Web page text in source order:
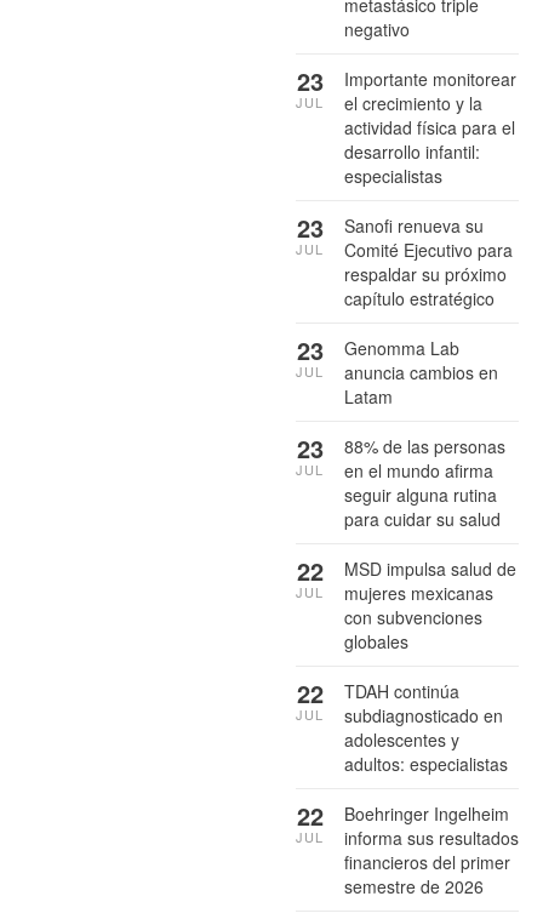
metastásico triple
negativo
Importante monitorear
el crecimiento y la
actividad física para el
desarrollo infantil:
especialistas
23
JUL
Sanofi renueva su
Comité Ejecutivo para
respaldar su próximo
capítulo estratégico
23
JUL
Genomma Lab
anuncia cambios en
Latam
23
JUL
88% de las personas
en el mundo afirma
seguir alguna rutina
para cuidar su salud
23
JUL
MSD impulsa salud de
mujeres mexicanas
con subvenciones
globales
22
JUL
TDAH continúa
subdiagnosticado en
adolescentes y
adultos: especialistas
22
JUL
Boehringer Ingelheim
informa sus resultados
financieros del primer
semestre de 2026
22
JUL